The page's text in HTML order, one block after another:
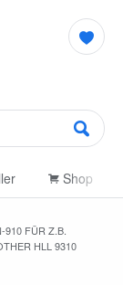
Shop
FÜR Z.B.
HLL 9310